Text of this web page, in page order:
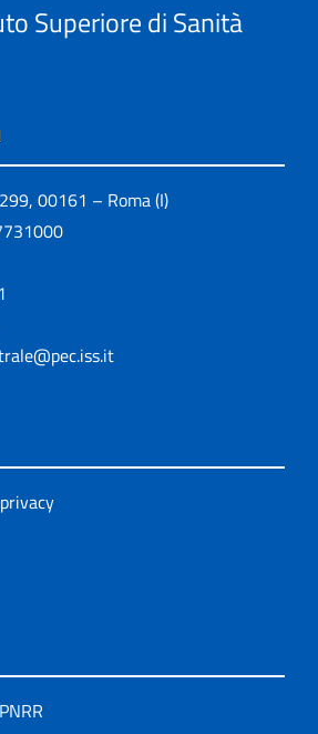
Superiore di Sanità
00161 – Roma (I)